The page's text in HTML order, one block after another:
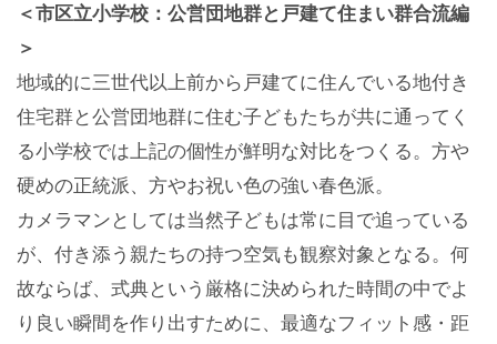
＜市区立小学校：公営団地群と戸建て住まい群合流編
＞
地域的に三世代以上前から戸建てに住んでいる地付き
住宅群と公営団地群に住む子どもたちが共に通ってく
る小学校では上記の個性が鮮明な対比をつくる。方や
硬めの正統派、方やお祝い色の強い春色派。
カメラマンとしては当然子どもは常に目で追っている
が、付き添う親たちの持つ空気も観察対象となる。何
故ならば、式典という厳格に決められた時間の中でよ
り良い瞬間を作り出すために、最適なフィット感・距